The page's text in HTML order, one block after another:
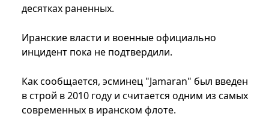
десятках раненных.
Иранские власти и военные официально
инцидент пока не подтвердили.
Как сообщается, эсминец "Jamaran" был введен
в строй в 2010 году и считается одним из самых
современных в иранском флоте.